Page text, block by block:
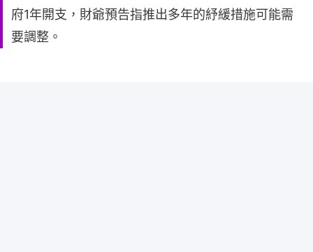
府1年開支，財爺預告指推出多年的紓緩措施可能需
要調整。